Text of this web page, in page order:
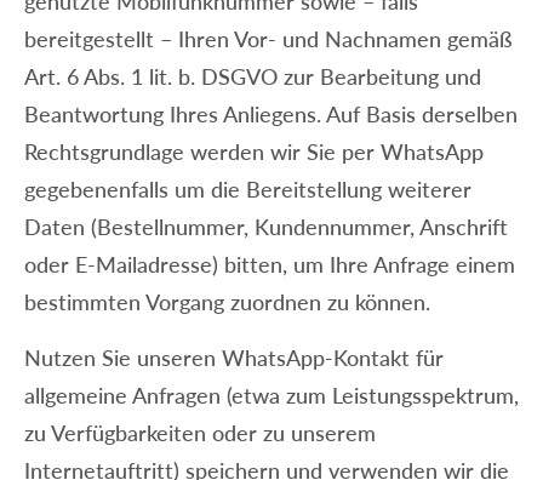
bereitgestellt – Ihren Vor- und Nachnamen gemäß
Art. 6 Abs. 1 lit. b. DSGVO zur Bearbeitung und
Beantwortung Ihres Anliegens. Auf Basis derselben
Rechtsgrundlage werden wir Sie per WhatsApp
gegebenenfalls um die Bereitstellung weiterer
Daten (Bestellnummer, Kundennummer, Anschrift
oder E-Mailadresse) bitten, um Ihre Anfrage einem
bestimmten Vorgang zuordnen zu können.
Nutzen Sie unseren WhatsApp-Kontakt für
allgemeine Anfragen (etwa zum Leistungsspektrum,
zu Verfügbarkeiten oder zu unserem
Internetauftritt) speichern und verwenden wir die